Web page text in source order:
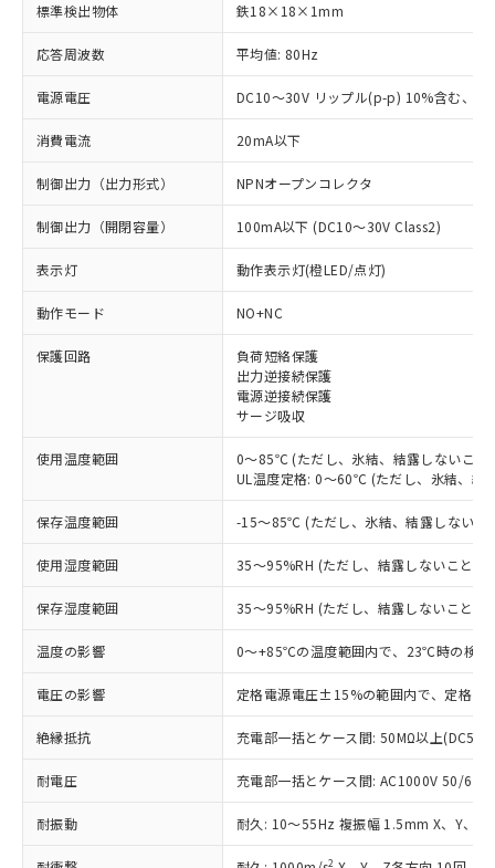
標準検出物体 鉄18×18×1mm
応答周波数 平均値: 80Hz
電源電圧 DC10～30V リップル(p-p) 10%含む、
消費電流 20mA以下
制御出力（出力形式） NPNオープンコレクタ
制御出力（開閉容量） 100mA以下 (DC10～30V Class2)
表示灯 動作表示灯(橙LED/点灯)
動作モード NO+NC
保護回路
負荷短絡保護
出力逆接続保護
電源逆接続保護
サージ吸収
使用温度範囲
0～85℃ (ただし、氷結、結露しないこと)
UL温度定格: 0～60℃ (ただし、氷結、結
保存温度範囲 -15～85℃ (ただし、氷結、結露しないこ
使用湿度範囲 35～95%RH (ただし、結露しないこと)
保存湿度範囲 35～95%RH (ただし、結露しないこと)
温度の影響 0～+85℃の温度範囲内で、23℃時の検
電圧の影響 定格電源電圧±15%の範囲内で、定格電
絶縁抵抗 充電部一括とケース間: 50MΩ以上
耐電圧 充電部一括とケース間: AC1000V 50/
耐振動 耐久: 10～55Hz 複振幅 1.5mm X、Y、Z
2
ご利用条件
以下の条件をお読みいただき、同意のうえ
ご利用ください。
本サービスは、当社制御機器事業取扱
商品の当社在庫状況および標準価格
(税抜)を提供させていただくもので
当社制御機器事業取扱商品の中には、
本サービスの対象外となる商品もある
ことをご了承ください。
在庫状況および標準価格照会結果は、
記載している更新日時点での社内デー
タに基づき作成されるものであり、閲
覧された時点での実際の在庫および標
※1 対応状況
対応済み：EU RoHS指令（10物質）の
非含有に対応した製品が提供可能な商品で
対応予定：EU RoHS指令（10物質）の非含
有に対応した製品に切り替える予定のある
商品です。
対応予定なし：EU RoHS指令（10物質）の
非含有に非対応の商品で、対応品を出す予
調査・確認中：EU RoHS指令（10物質）の
非含有の対応状況を調査中または確認中の
商品です。
非該当品：ライセンス料など無形物で、有
害物質有無と関係のない商品です。
いたものが、含有品と判明した場合などや
むを得ず変更することがあります。
*EU RoHS指令（10物質）：
鉛(Pb) 1000ppm以下、 水銀(Hg) 1000ppm以下、 カド
ミウム(Cd) 100ppm以下、
※1 中国RoHS○×表
「○」：最大均質材料含有率が中国RoHSの
基準値以下であることを示します。
「×」：最大均質材料含有率が中国RoHSの
基準値を超えていることを示します。
為替および外国貿易法に定める商品
（以下｢規制貨物等」という）を輸出
または国外への提供する場合は、日本
国政府の輸出許可(または役務取引許